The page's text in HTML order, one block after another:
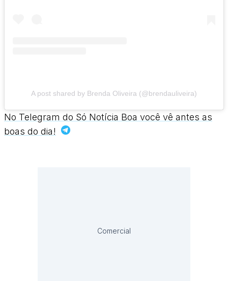
A post shared by Brenda Oliveira (@brendauliveira)
No Telegram do Só Notícia Boa você vê antes as
boas do dia!
Comercial